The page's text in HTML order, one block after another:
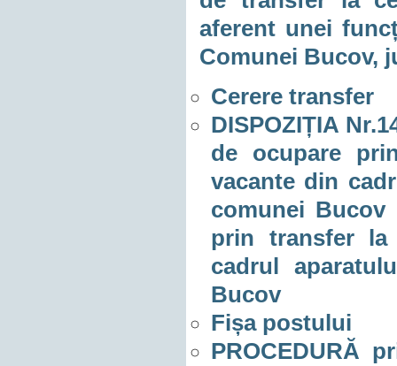
aferent unei
Comunei Bucov,
Cerere transfer
DISPOZIȚIA
de ocupare
vacante din
comunei Bucov
prin transfer la
cadrul
Bucov
Fișa postului
PROCEDURĂ